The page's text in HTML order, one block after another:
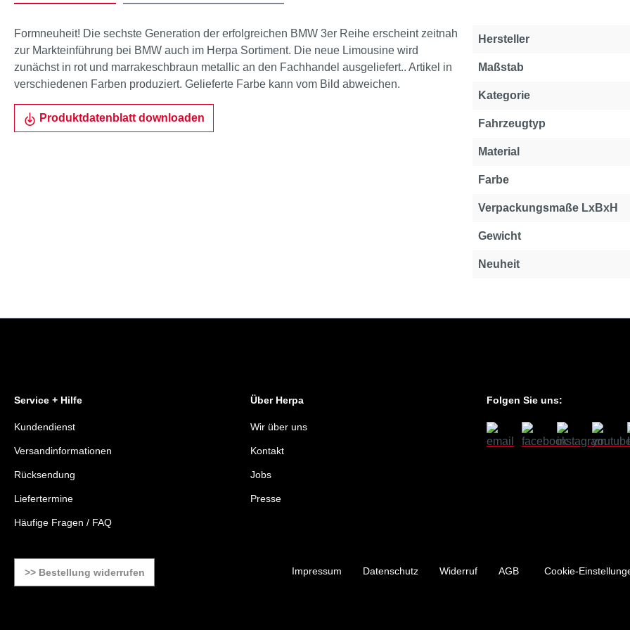
Formneuheit! Die sechste Generation der erfolgreichen BMW 3er Reihe erscheint zeitnah
zur Markteinführung bei BMW auch im Herpa Sortiment. Die neue Limousine wird
zunächst in rot und marrakeschbraun metallic an den Fachhandel ausgeliefert.. Artikel in
verschiedenen Farben produziert. Gelieferte Farbe kann vom Bild abweichen.
Produktdatenblatt downloaden
Hersteller
Maßstab
Kategorie
Fahrzeugtyp
Material
Farbe
Verpackungsmaße LxBxH
Gewicht
Neuheit
Service + Hilfe
Kundendienst
Versandinformationen
Rücksendung
Liefertermine
Häufige Fragen / FAQ
Über Herpa
Wir über uns
Kontakt
Jobs
Presse
Folgen Sie uns:
>> Bestellung widerrufen Impressum Datenschutz Widerruf AGB Cookie-